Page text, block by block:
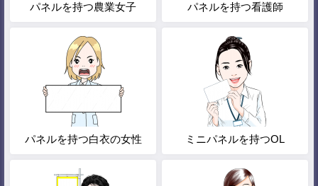
パネルを持つ農業女子 パネルを持つ看護師
パネルを持つ白衣の女性 ミニパネルを持つOL